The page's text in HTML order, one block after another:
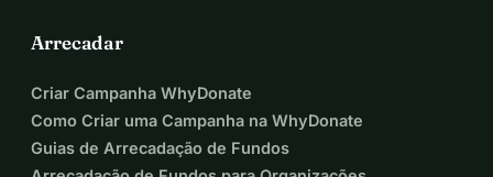
Arrecadar
Criar Campanha WhyDonate
Como Criar uma Campanha na WhyDonate
Guias de Arrecadação de Fundos